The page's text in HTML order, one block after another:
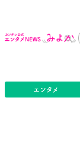
エンタメ